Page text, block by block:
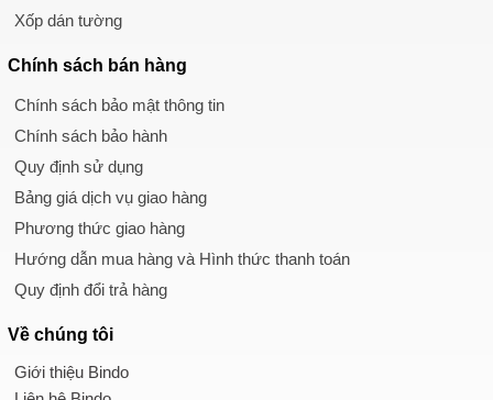
Xốp dán tường
Chính sách bán hàng
Chính sách bảo mật thông tin
Chính sách bảo hành
Quy định sử dụng
Bảng giá dịch vụ giao hàng
Phương thức giao hàng
Hướng dẫn mua hàng và Hình thức thanh toán
Quy định đổi trả hàng
Về chúng tôi
Giới thiệu Bindo